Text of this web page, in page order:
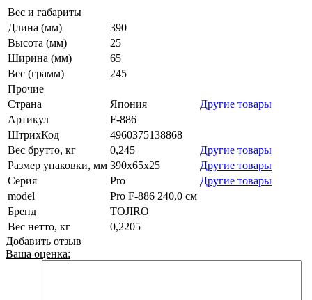
Вес и габариты
Длина (мм)
390
Высота (мм)
25
Ширина (мм)
65
Вес (грамм)
245
Прочие
Страна
Япония
Другие товары
Артикул
F-886
ШтрихКод
4960375138868
Вес брутто, кг
0,245
Другие товары
Размер упаковки, мм 390x65x25
Другие товары
Серия
Pro
Другие товары
model
Pro F-886 240,0 см
Бренд
TOJIRO
Вес нетто, кг
0,2205
Добавить отзыв
Ваша оценка: